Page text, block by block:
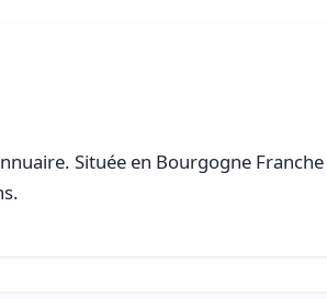
Située en Bourgogne